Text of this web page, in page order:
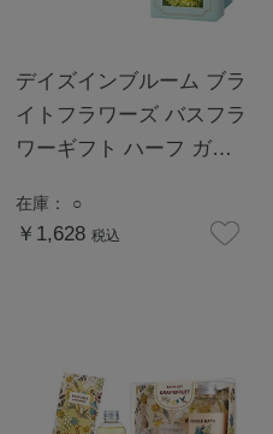
デイズインブルーム ブラ
イトフラワーズ バスフラ
ワーギフト ハーフ ガー
在庫： ○
￥1,628 税込